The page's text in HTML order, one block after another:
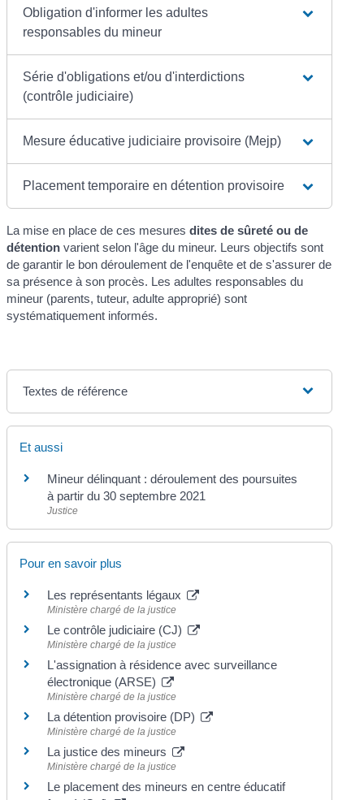
Obligation d'informer les adultes
responsables du mineur
Série d'obligations et/ou d'interdictions
(contrôle judiciaire)
Mesure éducative judiciaire provisoire (Mejp)
Placement temporaire en détention provisoire
La mise en place de ces mesuresdites de sûreté ou de
détention varient selon l'âge du mineur. Leurs objectifs sont
de garantir le bon déroulement de l'enquête et de s'assurer de
sa présence à son procès. Les adultes responsables du
mineur (parents, tuteur, adulte approprié) sont
systématiquement informés.
Textes de référence
Et aussi
Mineur délinquant : déroulement des poursuites
à partir du 30 septembre 2021
Justice
Pour en savoir plus
Les représentants légaux
Ministère chargé de la justice
Le contrôle judiciaire (CJ)
Ministère chargé de la justice
L'assignation à résidence avec surveillance
électronique (ARSE)
Ministère chargé de la justice
La détention provisoire (DP)
Ministère chargé de la justice
La justice des mineurs
Ministère chargé de la justice
Le placement des mineurs en centre éducatif